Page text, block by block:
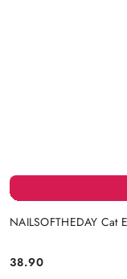
NAILSOFTHEDAY
Cena:
38.90